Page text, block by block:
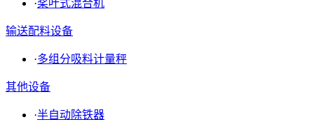
·桨叶式混合机
输送配料设备
·多组分吸料计量秤
其他设备
·半自动除铁器